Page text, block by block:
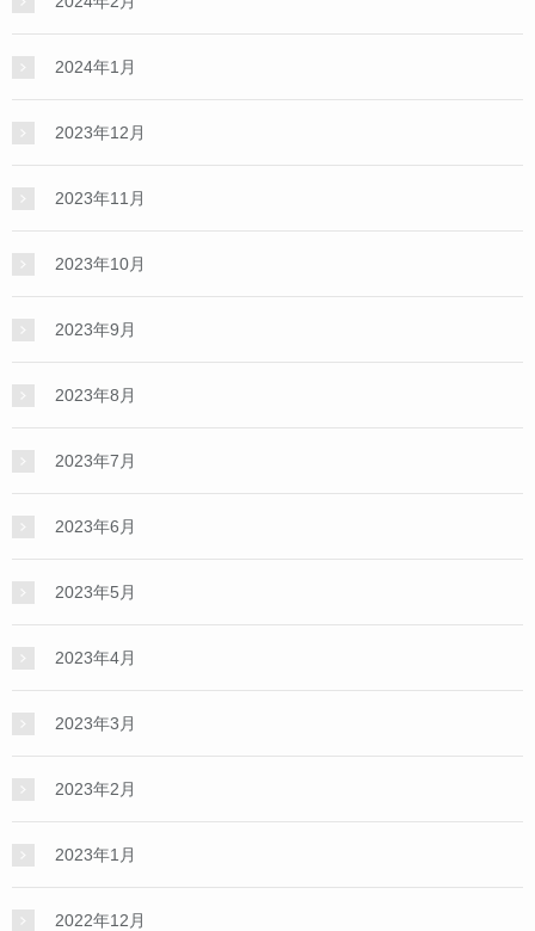
2024年1月
2023年12月
2023年11月
2023年10月
2023年9月
2023年8月
2023年7月
2023年6月
2023年5月
2023年4月
2023年3月
2023年2月
2023年1月
2022年12月